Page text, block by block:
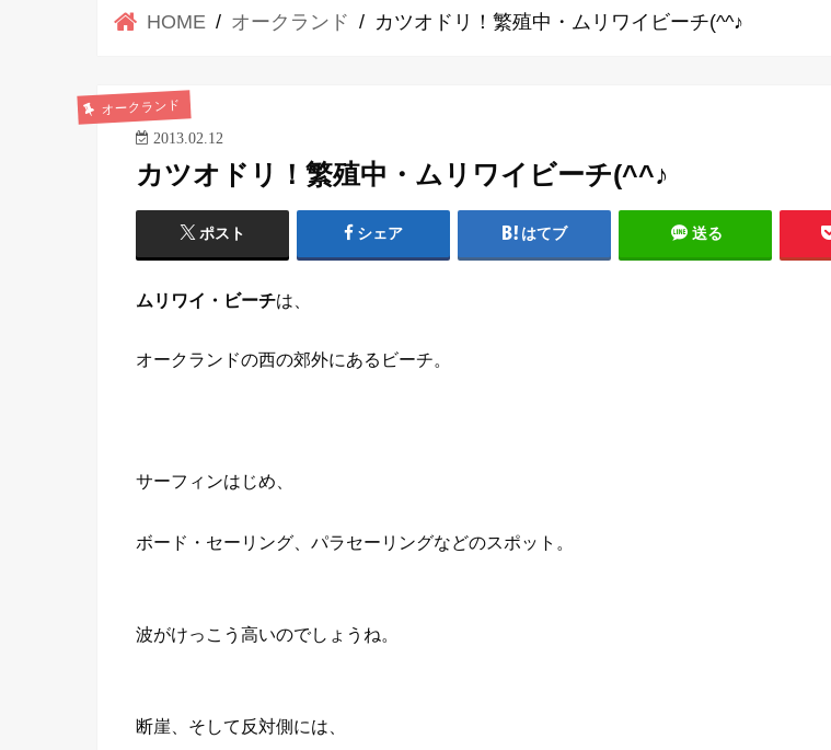
HOME オークランド カツオドリ！繁殖中・ムリワイビーチ(^^♪
オークランド
2013.02.12
カツオドリ！繁殖中・ムリワイビーチ(^^♪
ポスト シェア はてブ 送る
ムリワイ・ビーチは、
オークランドの西の郊外にあるビーチ。
サーフィンはじめ、
ボード・セーリング、パラセーリングなどのスポット。
波がけっこう高いのでしょうね。
断崖、そして反対側には、